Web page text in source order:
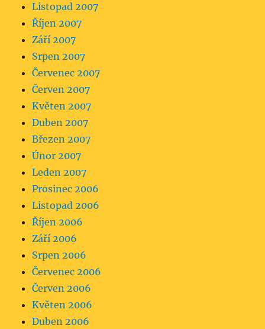
Listopad 2007
Říjen 2007
Září 2007
Srpen 2007
Červenec 2007
Červen 2007
Květen 2007
Duben 2007
Březen 2007
Únor 2007
Leden 2007
Prosinec 2006
Listopad 2006
Říjen 2006
Září 2006
Srpen 2006
Červenec 2006
Červen 2006
Květen 2006
Duben 2006